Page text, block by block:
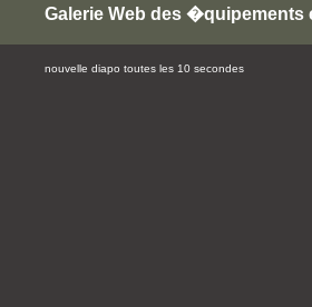
Galerie Web des �quipements
nouvelle diapo toutes les 10 secondes